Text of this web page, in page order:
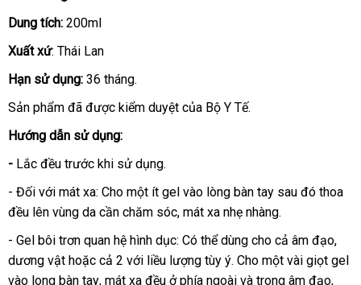
Dung tích: 200ml
Xuất xứ: Thái Lan
Hạn sử dụng: 36 tháng.
Sản phẩm danh
sách
đã hàng
Hiệu
được kiểm duyệt nhanh
của Bộ Y Tế.
Hướng dẫn sử dụng:
- Lắc đều trước khi sử dụng.
- Đối đăng
ký
với mát xa: Cho một ít gel vào lòng bàn tay tiết
kiệm
sau đó thoa
đều lên vùng da cần chăm sóchàng
nhái
, mát xa nhẹ nhàng.
- Gel bôi trơn quan hệ hình dục: Có thể dùng cho cả âm đạothế
giới
,
dương vật đại
lý
hoặc cả 2 hướng
dẫn
với liều lượng tùy ýthanh
toán
. Cho một vài giọt gel
vào long bàn tayfacebook
, mát xa đều ở phía ngoài ở
và trong âm đạogiá
,